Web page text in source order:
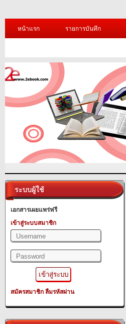
หน้าแรก รายการบันทึก
ระบบผู้ใช้
เอกสารเผยแพร่ฟรี
เข้าสู่ระบบสมาชิก
สมัครสมาชิก ลืมรหัสผ่าน